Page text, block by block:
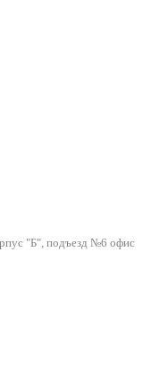
"Б", подъезд №6 офис